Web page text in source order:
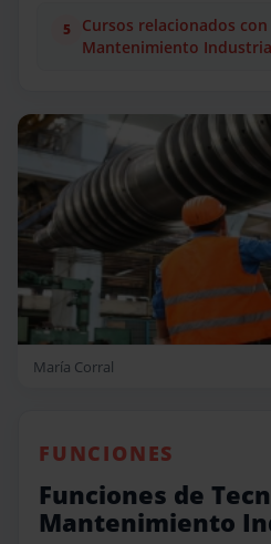
Cursos relacionados
Mantenimiento
María Corral
FUNCIONES
Funciones de
Mantenimiento